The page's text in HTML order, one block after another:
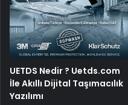
UETDS Nedir ? Uetds.com
İle Akıllı Dijital Taşımacılık
Yazılımı